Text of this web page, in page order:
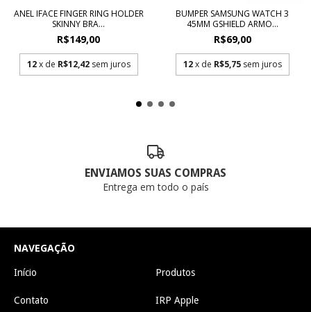
ANEL IFACE FINGER RING HOLDER
SKINNY BRA...
R$149,00
12x de R$12,42 sem juros
BUMPER SAMSUNG WATCH 3
45MM GSHIELD ARMO...
R$69,00
12x de R$5,75 sem juros
ENVIAMOS SUAS COMPRAS
Entrega em todo o país
NAVEGAÇÃO
Início Produtos
Contato IRP Apple